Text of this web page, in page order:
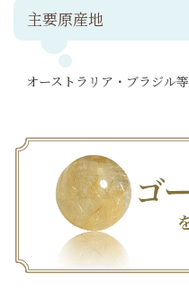
主要原産地
オーストラリア・ブラジル等